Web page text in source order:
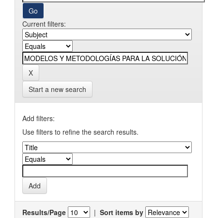
Current filters:
Start a new search
Add filters:
Use filters to refine the search results.
Results/Page | Sort items by